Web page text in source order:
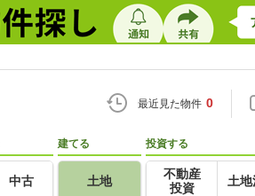
最近見た物件 0
中古
建てる
土地
投資する
不動産
投資
土地